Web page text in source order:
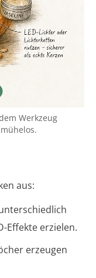
Werkzeug
aus:
Effekte erzielen.
erzeugen